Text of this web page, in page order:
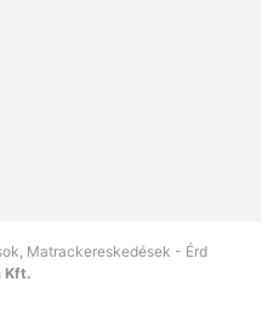
Matrackereskedések - Érd
Kft.